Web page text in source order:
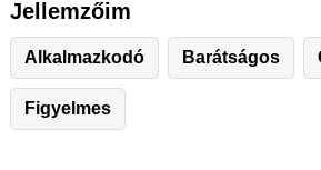
Jellemzőim
Alkalmazkodó Barátságos
Figyelmes